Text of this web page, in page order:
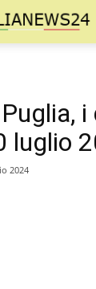
i
luglio
2024